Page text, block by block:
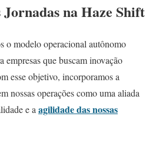
Jornadas na Haze Shift
o modelo operacional autônomo
empresas que buscam inovação
esse objetivo, incorporamos a
nossas operações como uma aliada
e a agilidade das nossas